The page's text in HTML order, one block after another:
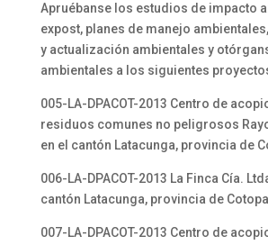
Apruébanse los estudios de impacto
expost, planes de manejo
y actualización ambientales y
ambientales a los siguientes
005-LA-DPACOT-2013 Centro de
residuos comunes no peligrosos
en el cantón Latacunga, provincia de
006-LA-DPACOT-2013 La Finca Cía.
cantón Latacunga, provincia de
007-LA-DPACOT-2013 Centro de